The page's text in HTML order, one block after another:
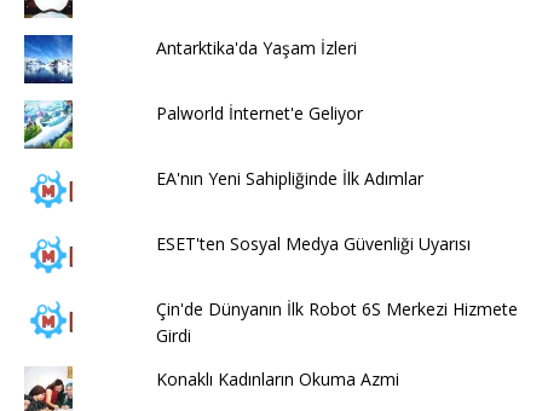
Antarktika'da Yaşam İzleri
Palworld İnternet'e Geliyor
EA'nın Yeni Sahipliğinde İlk Adımlar
ESET'ten Sosyal Medya Güvenliği Uyarısı
Çin'de Dünyanın İlk Robot 6S Merkezi Hizmete
Girdi
Konaklı Kadınların Okuma Azmi